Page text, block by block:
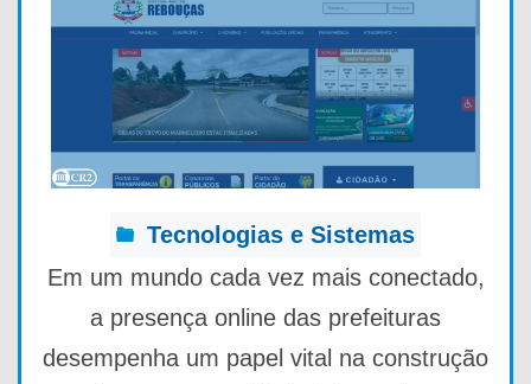
Tecnologias e Sistemas
Em um mundo cada vez mais conectado,
a presença online das prefeituras
desempenha um papel vital na construção